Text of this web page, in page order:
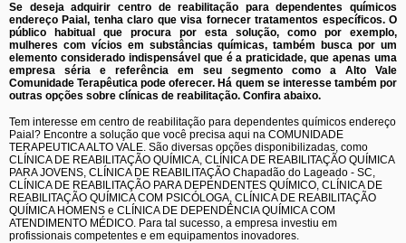
Se deseja adquirir centro de reabilitação para dependentes químicos
endereço Paial, tenha claro que visa fornecer tratamentos específicos. O
público habitual que procura por esta solução, como por exemplo,
mulheres com vícios em substâncias químicas, também busca por um
elemento considerado indispensável que é a praticidade, que apenas uma
empresa séria e referência em seu segmento como a Alto Vale
Comunidade Terapêutica pode oferecer. Há quem se interesse também por
outras opções sobre clínicas de reabilitação. Confira abaixo.
Tem interesse em centro de reabilitação para dependentes químicos endereço
Paial? Encontre a solução que você precisa aqui na COMUNIDADE
TERAPEUTICA ALTO VALE. São diversas opções disponibilizadas, como
CLÍNICA DE REABILITAÇÃO QUÍMICA, CLÍNICA DE REABILITAÇÃO QUÍMICA
PARA JOVENS, CLÍNICA DE REABILITAÇÃO Chapadão do Lageado - SC,
CLÍNICA DE REABILITAÇÃO PARA DEPENDENTES QUÍMICO, CLÍNICA DE
REABILITAÇÃO QUÍMICA COM PSICÓLOGA, CLÍNICA DE REABILITAÇÃO
QUÍMICA HOMENS e CLÍNICA DE DEPENDÊNCIA QUÍMICA COM
ATENDIMENTO MÉDICO. Para tal sucesso, a empresa investiu em
profissionais competentes e em equipamentos inovadores.